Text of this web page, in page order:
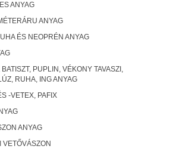
ANYAG
ANYAG
ÉS NEOPRÉN ANYAG
BATISZT, PUPLIN, VÉKONY TAVASZI,
RUHA, ING ANYAG
-VETEX, PAFIX
ANYAG
VETŐVÁSZON